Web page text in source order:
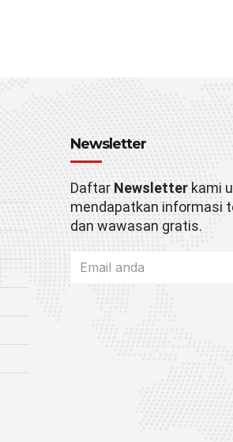
Newsletter
Daftar Newsletterkami
mendapatkan informasi
dan wawasan gratis.